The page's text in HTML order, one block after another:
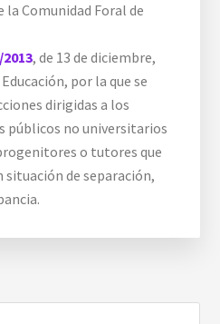
la Comunidad Foral de
, de 13 de diciembre,
por la que se
dirigidas a los
públicos no universitarios
o tutores que
situación de separación,